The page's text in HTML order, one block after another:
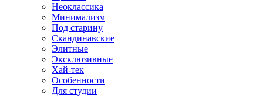
Неоклассика
Минимализм
Под старину
Скандинавские
Элитные
Эксклюзивные
Хай-тек
Особенности
Для студии